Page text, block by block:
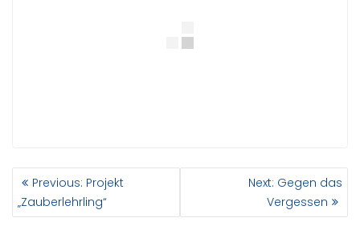
BEITRAGSNAVIGATION
Previous: Previous
post:
Projekt
„Zauberlehrling“
Next: Next
post:
Gegen das
Vergessen